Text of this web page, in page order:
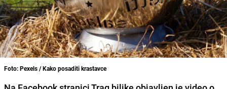
Foto: Pexels / Kako posaditi krastavce